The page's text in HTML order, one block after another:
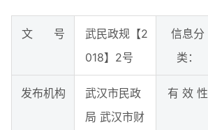
文 号
武民政规【2
018】2号
信息分
类：
发布机构
武汉市民政
局 武汉市财
有 效 性